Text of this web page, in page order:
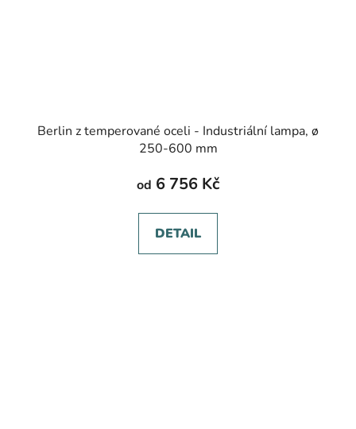
Berlin z temperované oceli - Industriální lampa, ø
250-600 mm
od 6 756 Kč
DETAIL